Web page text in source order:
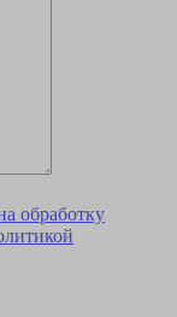
обработку